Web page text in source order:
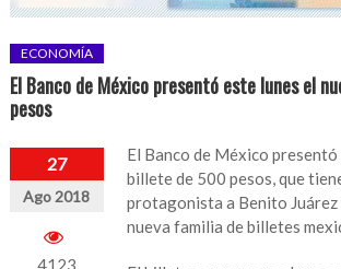
ECONOMÍA
El Banco de México presentó este lunes el
pesos
27
Ago 2018
4123
El Banco de México
billete de 500 pesos, que
protagonista a Benito
nueva familia de billetes